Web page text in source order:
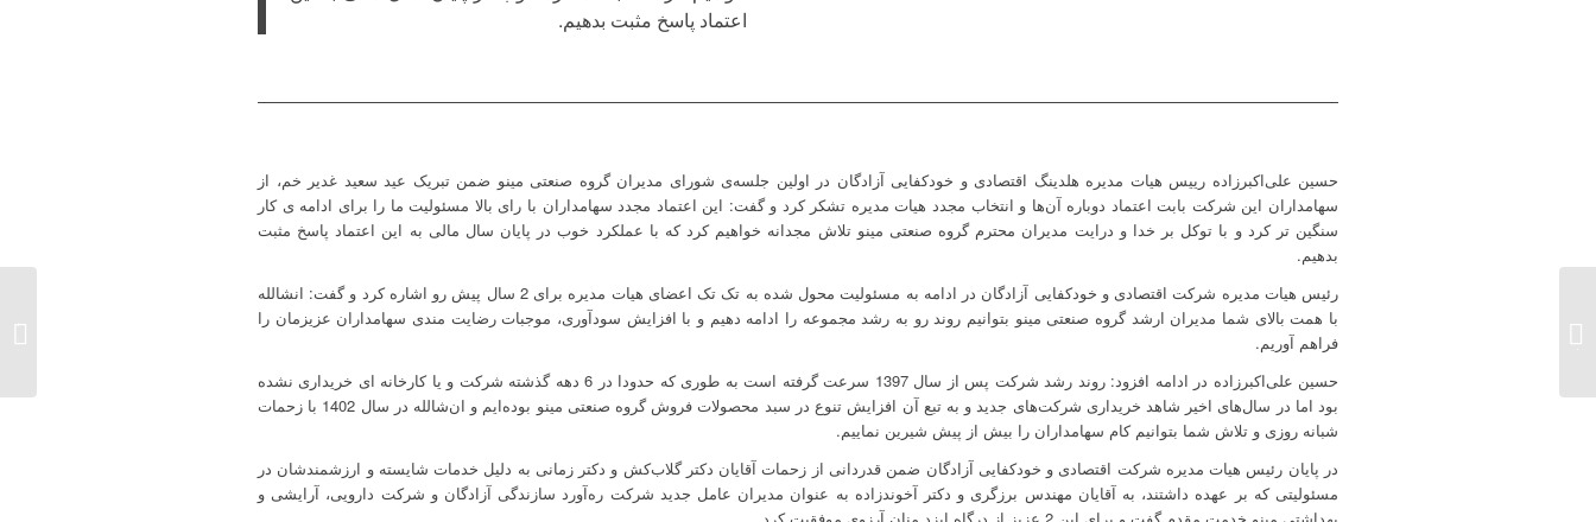
اعتماد پاسخ مثبت بدهیم.
حسین علی‌اکبرزاده رییس هیات مدیره هلدینگ اقتصادی و خودکفایی آزادگان در اولین جلسه‌ی شورای مدیران گروه صنعتی مینو ضمن تبریک عید سعید غدیر خم، از
سهامداران این شرکت بابت اعتماد دوباره آن‌ها و انتخاب مجدد هیات مدیره تشکر کرد و گفت: این اعتماد مجدد سهامداران با رای بالا مسئولیت ما را برای ادامه ی کار
سنگین تر کرد و با توکل بر خدا و درایت مدیران محترم گروه صنعتی مینو تلاش مجدانه خواهیم کرد که با عملکرد خوب در پایان سال مالی به این اعتماد پاسخ مثبت
بدهیم.
رئیس هیات مدیره شرکت اقتصادی و خودکفایی آزادگان در ادامه به مسئولیت محول شده به تک تک اعضای هیات مدیره برای 2 سال پیش رو اشاره کرد و گفت: انشالله
با همت بالای شما مدیران ارشد گروه صنعتی مینو بتوانیم روند رو به رشد مجموعه را ادامه دهیم و با افزایش سودآوری، موجبات رضایت مندی سهامداران عزیزمان را
فراهم آوریم.
حسین علی‌اکبرزاده در ادامه افزود: روند رشد شرکت پس از سال 1397 سرعت گرفته است به طوری که حدودا در 6 دهه گذشته شرکت و یا کارخانه ای خریداری نشده
بود اما در سال‌های اخیر شاهد خریداری شرکت‌های جدید و به تبع آن افزایش تنوع در سبد محصولات فروش گروه صنعتی مینو بوده‌ایم و ان‌شالله در سال 1402 با زحمات
شبانه روزی و تلاش شما بتوانیم کام سهامداران را بیش از پیش شیرین نماییم.
در پایان رئیس هیات مدیره شرکت اقتصادی و خودکفایی آزادگان ضمن قدردانی از زحمات آقایان دکتر گلاب‌کش و دکتر زمانی به دلیل خدمات شایسته و ارزشمندشان در
مسئولیتی که بر عهده داشتند، به آقایان مهندس برزگری و دکتر آخوندزاده به عنوان مدیران عامل جدید شرکت ره‌آورد سازندگی آزادگان و شرکت دارویی، آرایشی و
سهامداران شرکت اقتصادی و خودکفایی